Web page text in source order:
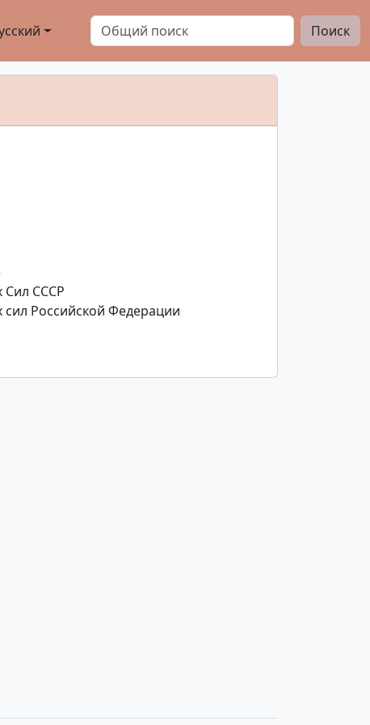
Поиск
Сил СССР
Российской Федерации